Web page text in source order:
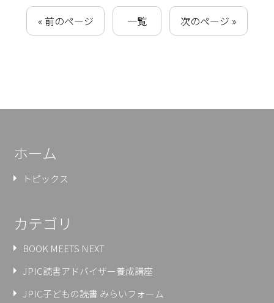
« 前のページ 一覧 次のページ »
ホーム
トピックス
カテゴリ
BOOK MEETS NEXT
JPIC読書アドバイザー養成講座
JPIC子どもの読書 みらいフォーム